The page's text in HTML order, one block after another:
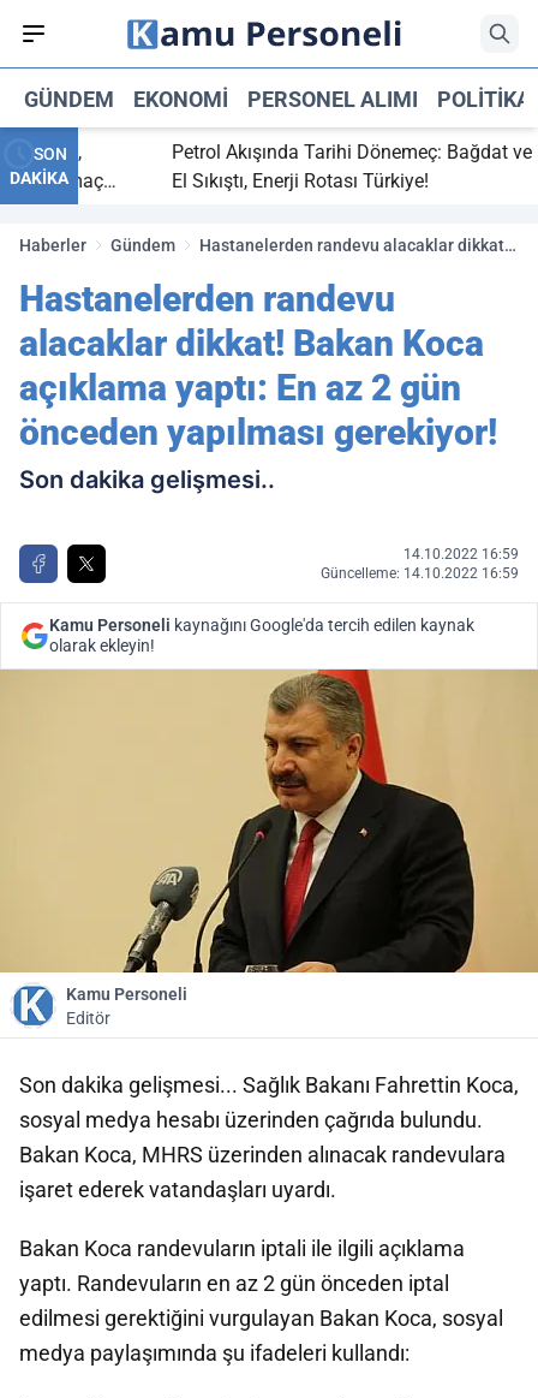
GÜNDEM EKONOMI PERSONEL ALIMI POLITIKA
SON
DAKİKA
bitti,
maç
Petrol Akışında Tarihi Dönemeç: Bağdat ve
El Sıkıştı, Enerji Rotası Türkiye!
Haberler Gündem
Hastanelerden randevu alacaklar dikkat!
önceden yapılması gerekiyor!
Hastanelerden randevu
alacaklar dikkat! Bakan Koca
açıklama yaptı: En az 2 gün
önceden yapılması gerekiyor!
Son dakika gelişmesi..
14.10.2022 16:59
Güncelleme: 14.10.2022 16:59
Kamu Personeli kaynağını Google'da tercih edilen kaynak
olarak ekleyin!
Kamu Personeli
Editör
Son dakika gelişmesi... Sağlık Bakanı Fahrettin Koca,
sosyal medya hesabı üzerinden çağrıda bulundu.
Bakan Koca, MHRS üzerinden alınacak randevulara
işaret ederek vatandaşları uyardı.
Bakan Koca randevuların iptali ile ilgili açıklama
yaptı. Randevuların en az 2 gün önceden iptal
edilmesi gerektiğini vurgulayan Bakan Koca, sosyal
medya paylaşımında şu ifadeleri kullandı: